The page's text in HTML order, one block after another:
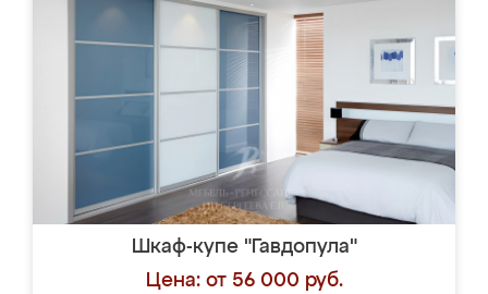
Шкаф-купе "Гавдопула"
Цена: от 56 000 руб.